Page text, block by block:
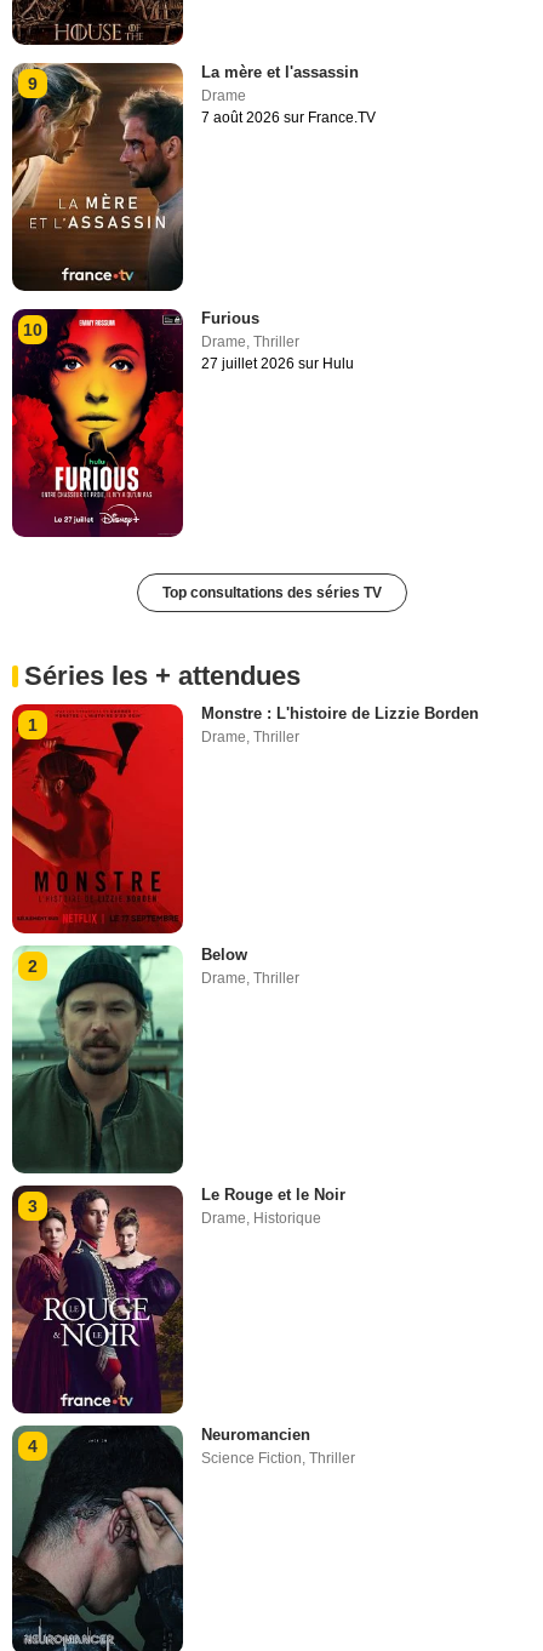
9
La mère et l'assassin
Drame
7 août 2026 sur France.TV
10
Furious
Drame,Thriller
27 juillet 2026 sur Hulu
Top consultations des séries TV
Séries les + attendues
1
Monstre : L'histoire de Lizzie Borden
Drame,Thriller
2
Below
Drame ,Thriller
3
Le Rouge et le Noir
Drame, Historique
4
Neuromancien
Science Fiction,Thriller